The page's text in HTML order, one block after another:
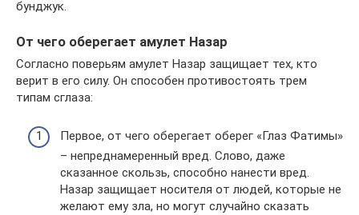
бунджук.
От чего оберегает амулет Назар
Согласно поверьям амулет Назар защищает тех, кто
верит в его силу. Он способен противостоять трем
типам сглаза:
Первое, от чего оберегает оберег «Глаз Фатимы»
– непреднамеренный вред. Слово, даже
сказанное скользь, способно нанести вред.
Назар защищает носителя от людей, которые не
желают ему зла, но могут случайно сказать